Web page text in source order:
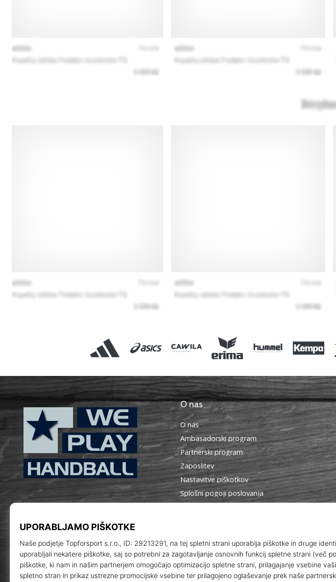
WePlayHandball.si
O nas
O nas
Ambasadorski program
Partnerski program
Zaposlitev
Nastavitve piškotkov
Splošni pogoji poslovanja